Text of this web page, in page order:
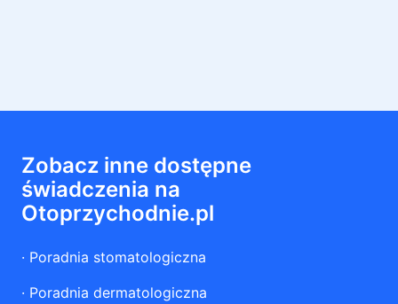
Zobacz inne dostępne
świadczenia na
Otoprzychodnie.pl
· Poradnia stomatologiczna
· Poradnia dermatologiczna